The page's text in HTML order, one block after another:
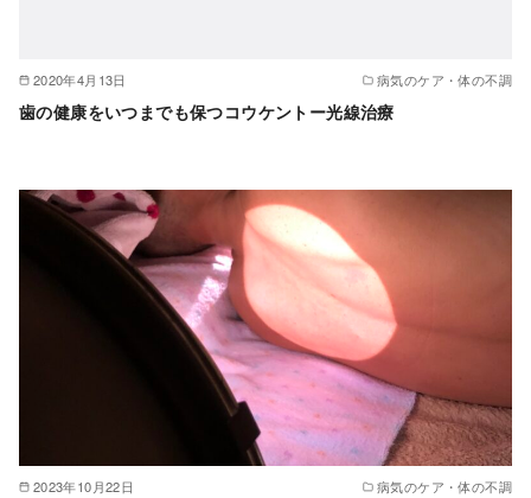
2020年4月13日 病気のケア・体の不調
歯の健康をいつまでも保つコウケントー光線治療
2023年10月22日 病気のケア・体の不調